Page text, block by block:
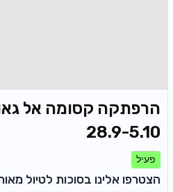
הרפתקה קסומה אל
28.9-5.10
פעיל